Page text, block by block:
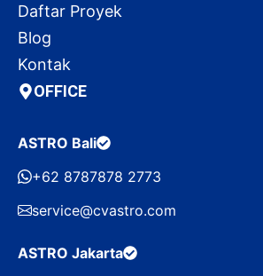
Daftar Proyek
Blog
Kontak
OFFICE
ASTRO Bali
+62 8787878 2773
service@cvastro.com
ASTRO Jakarta